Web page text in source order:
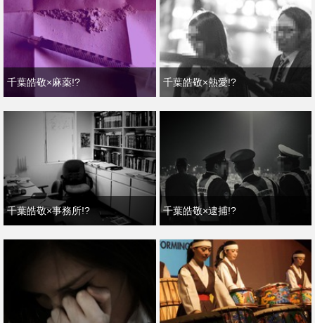
千葉皓敬×麻薬!? 千葉皓敬×熱愛!?
千葉皓敬×事務所!? 千葉皓敬×逮捕!?